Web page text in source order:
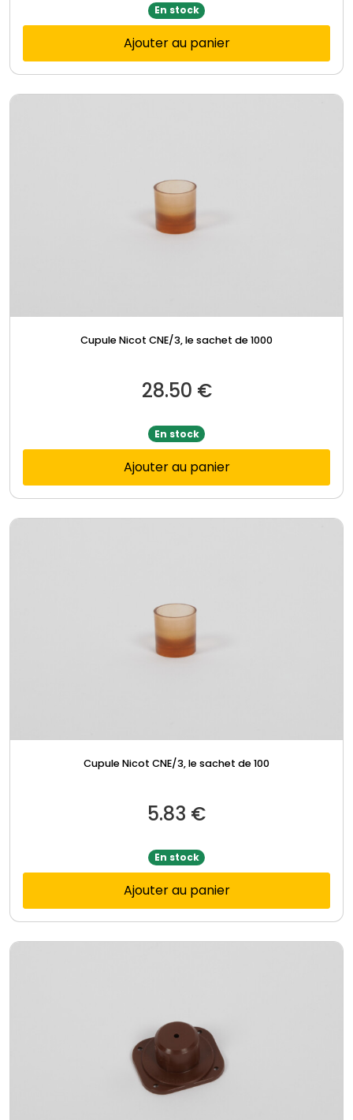
En stock
Ajouter au panier
Cupule Nicot CNE/3, le sachet de 1000
28.50 €
En stock
Ajouter au panier
Cupule Nicot CNE/3, le sachet de 100
5.83 €
En stock
Ajouter au panier